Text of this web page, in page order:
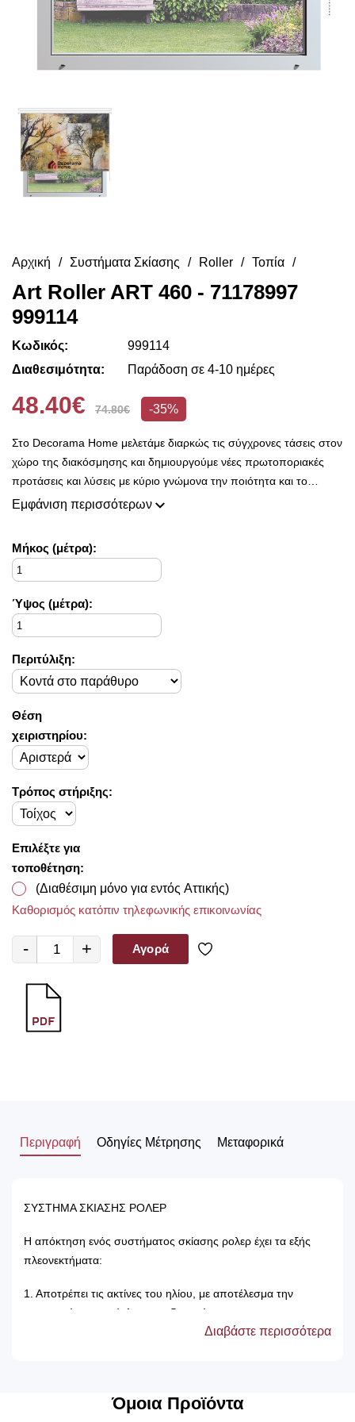
Αρχική Συστήματα Σκίασης Roller Τοπία
Art Roller ART 460 - 71178997
999114
Κωδικός:
999114
Διαθεσιμότητα:
Παράδοση σε 4-10 ημέρες
48.40€ 74.80€ -35%
Στο Decorama Home μελετάμε διαρκώς τις σύγχρονες τάσεις στον
χώρο της διακόσμησης και δημιουργούμε νέες πρωτοποριακές
προτάσεις και λύσεις με κύριο γνώμονα την ποιότητα και το
ασύγκριτο design, προκειμένου να είμαστε πάντοτε σε θέση να
φρέσκες ιδέες διακόσμησης, που ικανοποιούν ακόμη και τους πιο
απαιτητικούς!
Στο Decorama Home έχουμε ως στόχο να χαρίσουμε χρώμα και
ασύγκριτο στυλ στο προσωπικό σας χώρο και να τον αναδείξουμε
με τον πιο όμορφο τρόπο!
Εμφάνιση περισσότερων
Mήκος (μέτρα):
Ύψος (μέτρα):
Περιτύλιξη:
Θέση
χειριστηρίου:
Τρόπος στήριξης:
Επιλέξτε για
τοποθέτηση:
(Διαθέσιμη μόνο για εντός Αττικής)
Καθορισμός κατόπιν τηλεφωνικής επικοινωνίας
- + Αγορά
Περιγραφή Οδηγίες Μέτρησης Μεταφορικά
ΣΥΣΤΗΜΑ ΣΚΙΑΣΗΣ ΡΟΛΕΡ
Η απόκτηση ενός συστήματος σκίασης ρολερ έχει τα εξής
πλεονεκτήματα:
1. Αποτρέπει τις ακτίνες του ηλίου, με αποτέλεσμα την
προστασία των επίπλων του δωματίου.
2. Δεν χρειάζονται πλύσιμο, καθώς καθαρίζονται μόνο με ένα
4. Μπορούν να τοποθετηθούν κάτω από ξύλινη μετώπη ή
Διαβάστε περισσότερα
Όμοια Προϊόντα